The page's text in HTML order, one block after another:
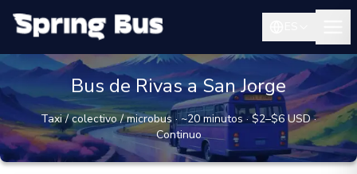
Bus de Rivas a San Jorge
Taxi / colectivo / microbus · ~20 minutos · $2–$6 USD ·
Continuo